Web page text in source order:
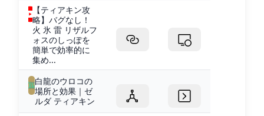
【ティアキン攻
略】バグなし！
火 氷 雷 リザルフ
ォスのしっぽを
簡単で効率的に
集め...
白龍のウロコの
場所と効果｜ゼ
ルダ ティアキン